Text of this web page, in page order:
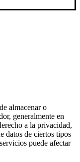
almacenar o
generalmente en
a la privacidad,
datos de ciertos tipos
puede afectar